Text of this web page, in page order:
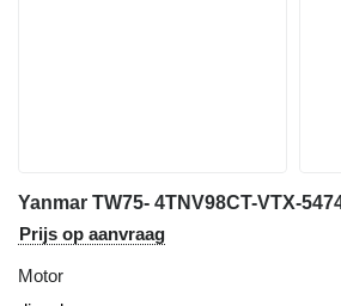
Yanmar TW75- 4TNV98CT-VTX-
Prijs op aanvraag
Motor